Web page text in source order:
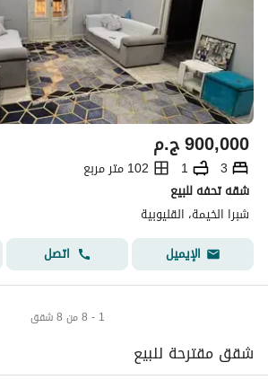
ج.م900,000
3
1
102 متر مربع
شقه تحفه للبيع
شبرا الخيمة، القليوبية
الإيميل
اتصل
1 - 8 من 8 شقق
شقق مقترحة للبيع